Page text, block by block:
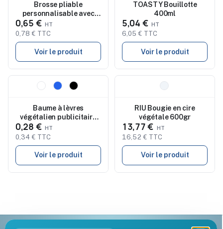
Brosse pliable
personnalisable avec
miroir B BEAUTY
0,65 €
0,78 € TTC
Voir le produit
TOASTY Bouillotte
400ml
5,04 €
6,05 € TTC
Voir le produit
Nouveau
Baume à lèvres
végétalien publicitaire
EZRA
0,28 €
0,34 € TTC
Voir le produit
RIU Bougie en cire
végétale 600gr
13,77 €
16,52 € TTC
Voir le produit